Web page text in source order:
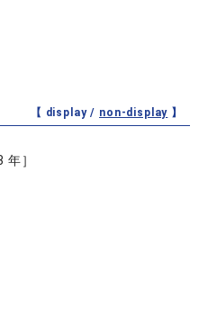
【 display / non-display 】
］